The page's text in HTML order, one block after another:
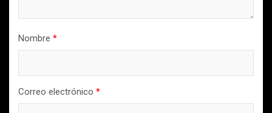
Nombre *
Correo electrónico *